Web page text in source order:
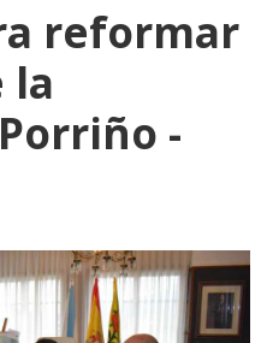
reformar
la
-